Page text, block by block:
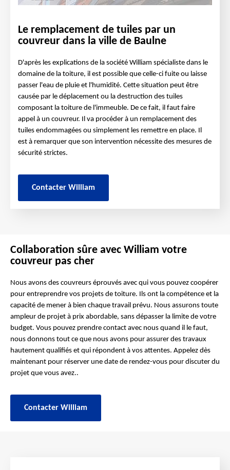
Le remplacement de tuiles par un
couvreur dans la ville de Baulne
D'après les explications de la société William spécialiste dans le
domaine de la toiture, il est possible que celle-ci fuite ou laisse
passer l'eau de pluie et l'humidité. Cette situation peut être
causée par le déplacement ou la destruction des tuiles
composant la toiture de l'immeuble. De ce fait, il faut faire
appel à un couvreur. Il va procéder à un remplacement des
tuiles endommagées ou simplement les remettre en place. Il
est à remarquer que son intervention nécessite des mesures de
sécurité strictes.
Contacter William
Collaboration sûre avec William votre
couvreur pas cher
Nous avons des couvreurs éprouvés avec qui vous pouvez coopérer
pour entreprendre vos projets de toiture. Ils ont la compétence et la
capacité de mener à bien chaque travail prévu. Nous assurons toute
ampleur de projet à prix abordable, sans dépasser la limite de votre
budget. Vous pouvez prendre contact avec nous quand il le faut,
nous donnons tout ce que nous avons pour assurer des travaux
hautement qualifiés et qui répondent à vos attentes. Appelez dès
maintenant pour réserver une date de rendez-vous pour discuter du
projet que vous avez..
Contacter William